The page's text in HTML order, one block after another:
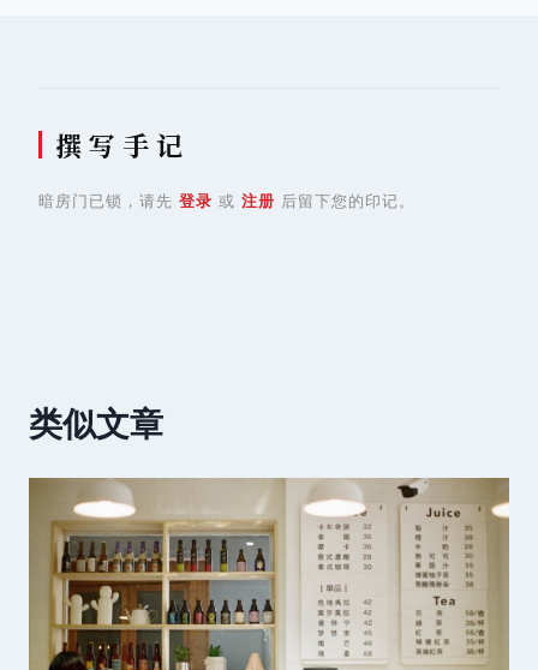
撰 写 手 记
暗房门已锁，请先 登录 或 注册 后留下您的印记。
类似文章